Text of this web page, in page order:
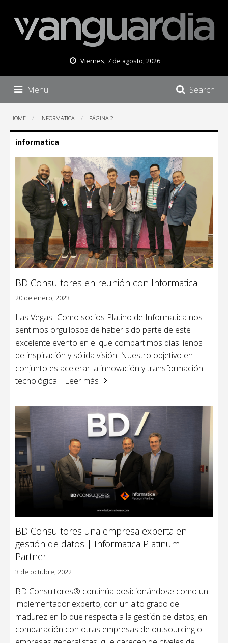
Viernes, 7 de agosto, 2026
Menu Search
HOME INFORMATICA PÁGINA 2
informatica
BD Consultores en reunión con Informatica
20 de enero, 2023
Las Vegas- Como socios Platino de Informatica nos
sentimos orgullosos de haber sido parte de este
excelente evento en el que compartimos días llenos
de inspiración y sólida visión. Nuestro objetivo en
conjunto es acelerar la innovación y transformación
tecnológica… Leer más
BD Consultores una empresa experta en
gestión de datos | Informatica Platinum
Partner
3 de octubre, 2022
BD Consultores® continúa posicionándose como un
implementador experto, con un alto grado de
madurez en lo que respecta a la gestión de datos, en
comparación con otras empresas de outsourcing o